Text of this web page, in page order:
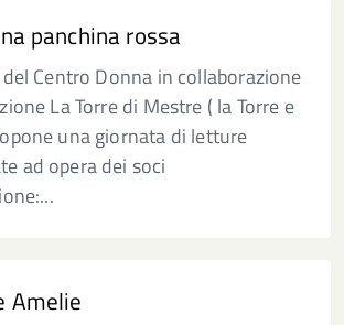
panchina rossa
Centro Donna in collaborazione
La Torre di Mestre ( la Torre e
una giornata di letture
ad opera dei soci
Amelie